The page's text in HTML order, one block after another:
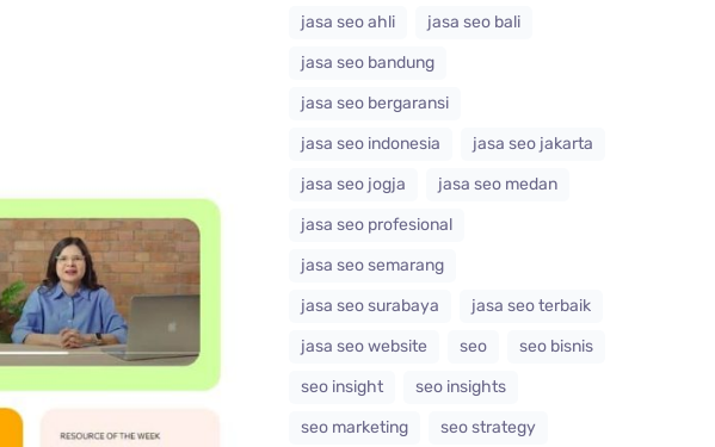
jasa seo ahli
jasa seo bali
jasa seo bandung
jasa seo bergaransi
jasa seo indonesia
jasa seo jakarta
jasa seo jogja
jasa seo medan
jasa seo profesional
jasa seo semarang
jasa seo surabaya
jasa seo terbaik
jasa seo website
seo
seo bisnis
seo insight
seo insights
seo marketing
seo strategy